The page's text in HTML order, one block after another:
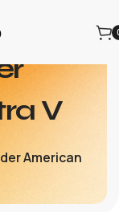
V
American